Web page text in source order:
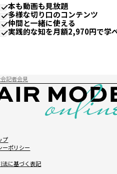
本も動画も見放題
多様な切り口のコンテンツ
仲間と一緒に使える
実践的な知を月額2,970円で学
記者会見
プ
ーポリシー
法に基づく表記